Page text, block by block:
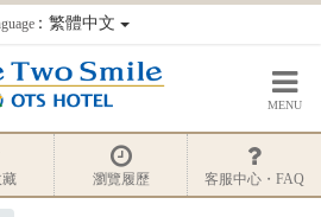
：繁體中文
MENU
瀏覽履歷 客服中心・FAQ